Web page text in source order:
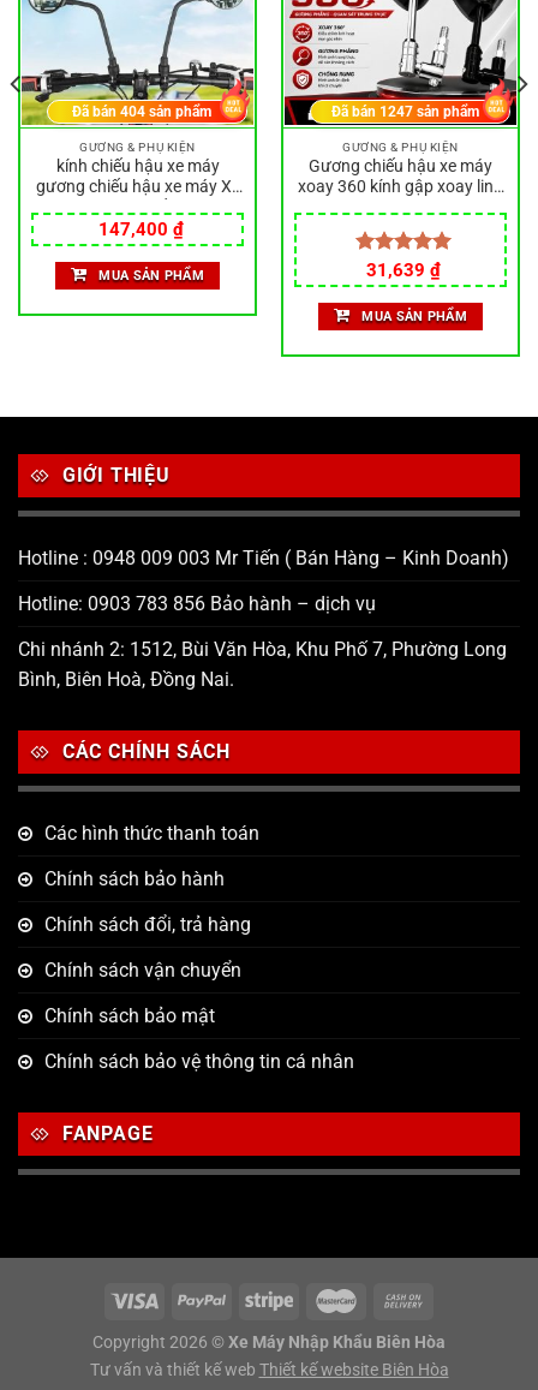
GƯƠNG & PHỤ KIỆN
kính chiếu hậu xe máy
gương chiếu hậu xe máy Xe
Đạp Leo Núi Xe Đạp Gương
Chiếu Hậu Đa Năng Phản
Quang Pin Ô Tô Gương
Chiếu Hậu Ngược Gương
Chiếu Hậu
Giá
gốc
là:
244,200 ₫.
147,400 ₫Giá
hiện
tại
là:
147,400 ₫.
Đã bán404 sản phẩm
MUA SẢN PHẨM
GƯƠNG & PHỤ KIỆN
Gương chiếu hậu xe máy
xoay 360 kính gập xoay linh
Wave Vario ren 8-10mm
Được xếp
hạng5.00
5 sao
Giá
gốc
là:
45,000 ₫.
31,639 ₫Giá
hiện
tại
là:
31,639 ₫.
Đã bán 1247sản phẩm
MUA SẢN PHẨM
GIỚI THIỆU
Hotline : 0948 009 003 Mr Tiến ( Bán Hàng – Kinh Doanh)
Hotline: 0903 783 856 Bảo hành – dịch vụ
Chi nhánh 2: 1512, Bùi Văn Hòa, Khu Phố 7, Phường Long
Bình, Biên Hoà, Đồng Nai.
CÁC CHÍNH SÁCH
Các hình thức thanh toán
Chính sách bảo hành
Chính sách đổi, trả hàng
Chính sách vận chuyển
Chính sách bảo mật
Chính sách bảo vệ thông tin cá nhân
FANPAGE
Copyright 2026 © Xe Máy Nhập Khẩu Biên Hòa
Tư vấn và thiết kế web Thiết kế website Biên Hòa